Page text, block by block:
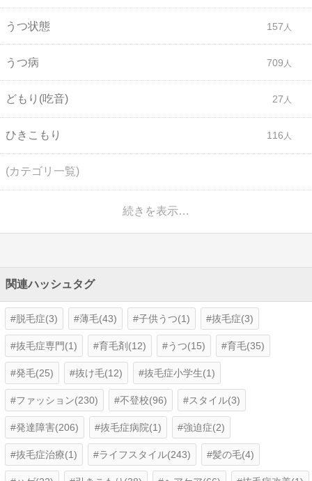
うつ状態 157
うつ病 709
どもり(吃音) 27
ひきこもり 116
(カテゴリ一覧)
続きを表示…
関連ハッシュタグ
脱毛症(3) 薄毛(43) 子供うつ(1) 抜毛症(3)
抜毛症専門(1) 育毛剤(12) うつ(15) 育毛(35)
発毛(25) 抜け毛(12) 抜毛症小学生(1)
ファッション(230) 不登校(96) スタイル(3)
発達障害(206) 抜毛症病院(1) 強迫症(2)
抜毛症治療(1) ライフスタイル(243) 髪の毛(4)